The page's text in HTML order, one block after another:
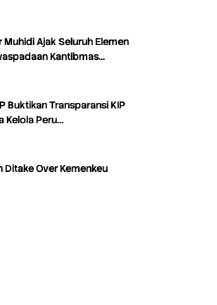
Muhidi Ajak Seluruh Elemen
Kantibmas…
Buktikan Transparansi KIP
Kelola Peru…
Over Kemenkeu